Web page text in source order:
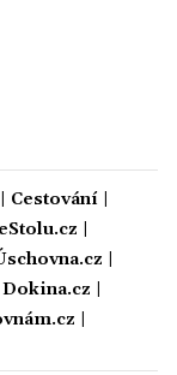
Cestování|
Dokina.cz